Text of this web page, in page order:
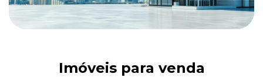
Imóveis para venda